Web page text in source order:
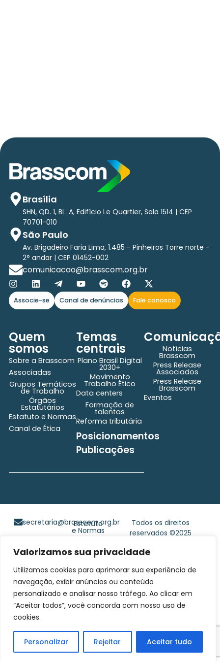
Valorizamos sua privacidade
Utilizamos cookies para aprimorar sua experiência de
navegação, exibir anúncios ou conteúdo
personalizado e analisar nosso tráfego. Ao clicar em
“Aceitar todos”, você concorda com nosso uso de
cookies.
Personalizar Rejeitar Aceitar tudo
Brasília
SHN, QD. 1, BL. A, Edifício Le Quartier, Sala 1514 | CEP
70701-010
São Paulo
Av. Brigadeiro Faria Lima, 1.485 - Pinheiros Torre norte -
2° andar | CEP 01452-002
comunicacao@brasscom.org.br
Associe-se Canal de denúncias Fale conosco
Quem
somos
Sobre a Brasscom
Associadas
Grupos Temáticos
de Trabalho
Órgãos
Estatutários
Estatuto e Normas
Canal de Ética
Temas
centrais
Plano Brasil Digital
2030+
Movimento
Trabalho Ético
Data centers
Formação de
talentos
Reforma tributária
Posicionamentos
Publicações
Notícias
Brasscom
Press Release
Associados
Press Release
Brasscom
Eventos
Todos os direitos
reservados ©2025
Orgulhosamente
Digital
secretaria@brasscom.org.br
Estatuto
e Normas